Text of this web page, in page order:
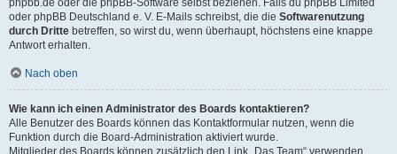
phpbb.de oder die phpBB-Software selbst beziehen. Falls du phpBB Limited
oder phpBB Deutschland e. V. E-Mails schreibst, die die Softwarenutzung
durch Dritte betreffen, so wirst du, wenn überhaupt, höchstens eine knappe
Antwort erhalten.
Nach oben
Wie kann ich einen Administrator des Boards kontaktieren?
Alle Benutzer des Boards können das Kontaktformular nutzen, wenn die
Funktion durch die Board-Administration aktiviert wurde.
Mitglieder des Boards können zusätzlich den Link „Das Team“ verwenden.